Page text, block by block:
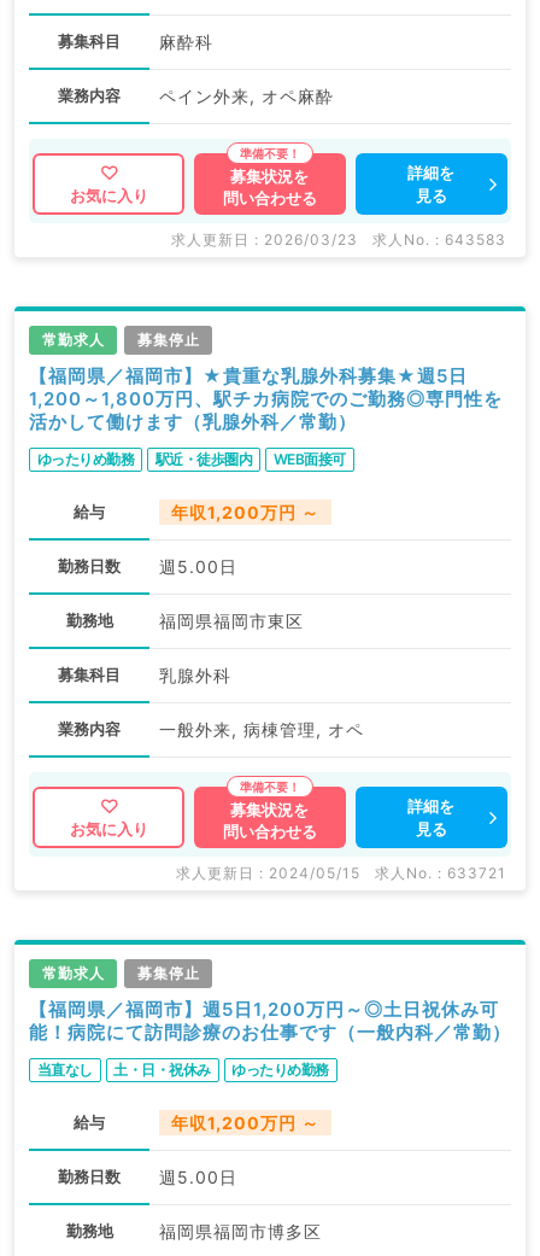
募集科目 麻酔科
業務内容 ペイン外来, オペ麻酔
お気に入り
募集状況を
問い合わせる
詳細を
見る
求人更新日 : 2026/03/23 求人No. : 643583
常勤求人 募集停止
【福岡県／福岡市】★貴重な乳腺外科募集★週5日
1,200～1,800万円、駅チカ病院でのご勤務◎専門性を
活かして働けます（乳腺外科／常勤）
ゆったりめ勤務 駅近・徒歩圏内 WEB面接可
給与 年収1,200万円 ～
勤務日数 週5.00日
勤務地 福岡県福岡市東区
募集科目 乳腺外科
業務内容 一般外来, 病棟管理, オペ
お気に入り
募集状況を
問い合わせる
詳細を
見る
求人更新日 : 2024/05/15 求人No. : 633721
常勤求人 募集停止
【福岡県／福岡市】週5日1,200万円～◎土日祝休み可
能！病院にて訪問診療のお仕事です（一般内科／常勤）
当直なし 土・日・祝休み ゆったりめ勤務
給与 年収1,200万円 ～
勤務日数 週5.00日
勤務地 福岡県福岡市博多区